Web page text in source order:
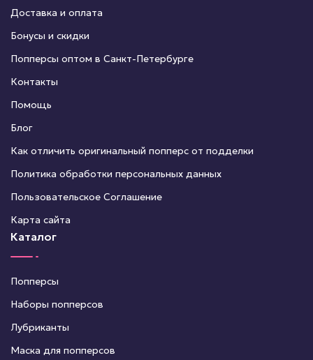
Доставка и оплата
Бонусы и скидки
Попперсы оптом в Санкт-Петербурге
Контакты
Помощь
Блог
Как отличить оригинальный попперс от подделки
Политика обработки персональных данных
Пользовательское Соглашение
Карта сайта
Каталог
Попперсы
Наборы попперсов
Лубриканты
Маска для попперсов